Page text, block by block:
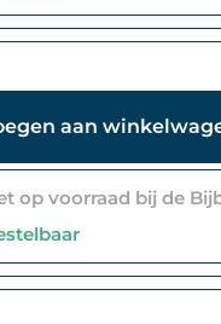
op voorraad bij de